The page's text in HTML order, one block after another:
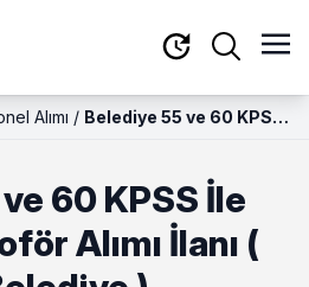
Alımı / Belediye 55 ve 60 KPSS
Belediye )
60 KPSS İle
Alımı İlanı (